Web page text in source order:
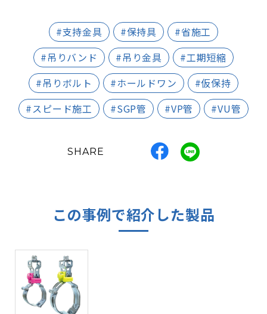
#支持金具 #保持具
#省施工
#吊りバンド
#吊り金具
#工期短縮
#吊りボルト
#ホールドワン
#仮保持
#スピード施工
#SGP管 #VP管 #VU管
SHARE
この事例で紹介した製品